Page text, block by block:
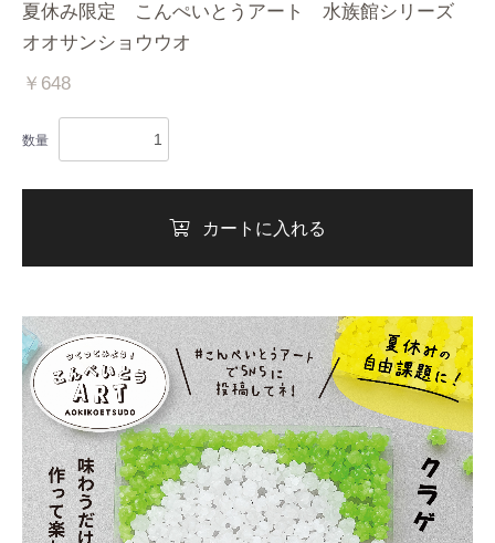
夏休み限定 こんぺいとうアート 水族館シリーズ
オオサンショウウオ
￥648
数量
カートに入れる
お買い物を続ける